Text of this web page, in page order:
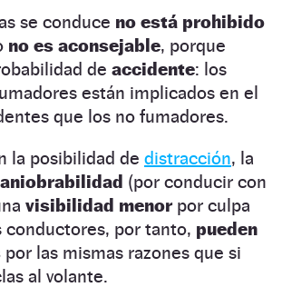
se conduce no está prohibido
no es aconsejable, porque
de accidente: los
están implicados en el
que los no fumadores.
la posibilidad de distracción, la
(por conducir con
visibilidad menor por culpa
conductores, por tanto, pueden
por las mismas razones que si
al volante.